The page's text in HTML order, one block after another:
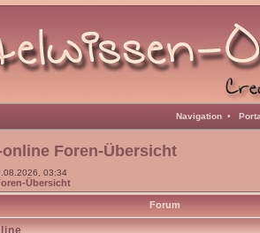
Navigation •
Foren-Übersicht
03:34
Übersicht
Forum